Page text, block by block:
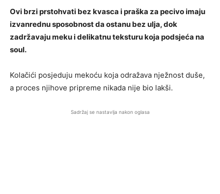
Ovi brzi prstohvati bez kvasca i praška za pecivo imaju
izvanrednu sposobnost da ostanu bez ulja, dok
zadržavaju meku i delikatnu teksturu koja podsjeća na
soul.
Kolačići posjeduju mekoću koja odražava nježnost duše,
a proces njihove pripreme nikada nije bio lakši.
Sadržaj se nastavlja nakon oglasa